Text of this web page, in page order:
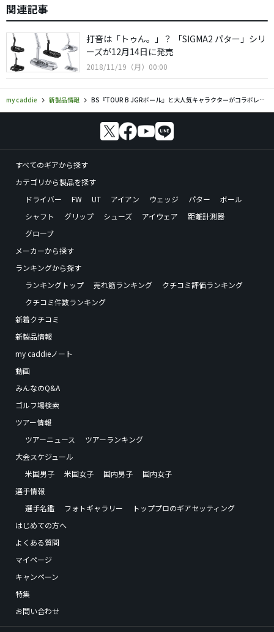
関連記事
打音は「トゥん。」？ 「SIGMA2 パター」シリ
ーズが12月14日に発売
2018/11/19（月）00:00
my caddie 新製品情報 BS『TOUR B JGRボール』と大人気キャラクターがコラボレーション
すべてのギアから探す
カテゴリから製品を探す
ドライバー
FW UT アイアン ウェッジ パター
ボール
シャフト
グリップ シューズ アイウェア
距離計測器
グローブ
メーカーから探す
ランキングから探す
ランキングトップ
売れ筋ランキング
クチコミ評価ランキング
クチコミ件数ランキング
新着クチコミ
新製品情報
my caddieノート
動画
みんなのQ&A
ゴルフ場検索
ツアー情報
ツアーニュース
ツアーランキング
大会スケジュール
米国男子
米国女子 国内男子
国内女子
選手情報
選手名鑑
フォトギャラリー
トッププロのギアセッティング
はじめての方へ
よくある質問
マイページ
キャンペーン
特集
お問い合わせ